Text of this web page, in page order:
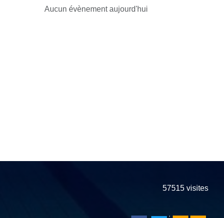
Aucun évènement aujourd'hui
57515 visites